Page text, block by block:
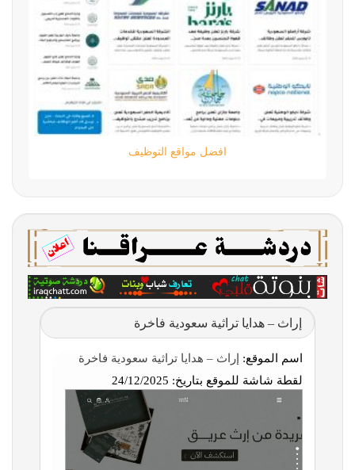
افضل مواقع التوظيف
إراث – هدايا تراثية سعودية فاخرة
اسم الموقع: إراث – هدايا تراثية سعودية فاخرة
لقطة شاشة للموقع بتاريخ: